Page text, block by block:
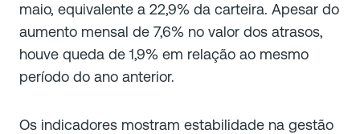
maio, equivalente a 22,9% da carteira. Apesar do
aumento mensal de 7,6% no valor dos atrasos,
houve queda de 1,9% em relação ao mesmo
período do ano anterior.
Os indicadores mostram estabilidade na gestão